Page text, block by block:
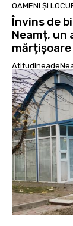
OAMENI ȘI
Învins de
Neamț, un